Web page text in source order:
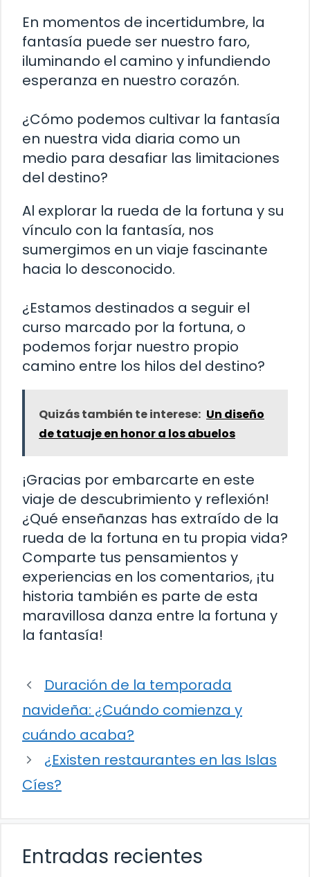
En momentos de incertidumbre, la
fantasía puede ser nuestro faro,
iluminando el camino y infundiendo
esperanza en nuestro corazón.
¿Cómo podemos cultivar la fantasía
en nuestra vida diaria como un
medio para desafiar las limitaciones
del destino?
Al explorar la rueda de la fortuna y su
vínculo con la fantasía, nos
sumergimos en un viaje fascinante
hacia lo desconocido.
¿Estamos destinados a seguir el
curso marcado por la fortuna, o
podemos forjar nuestro propio
camino entre los hilos del destino?
Quizás también te interese: Un diseño
de tatuaje en honor a los abuelos
¡Gracias por embarcarte en este
viaje de descubrimiento y reflexión!
¿Qué enseñanzas has extraído de la
rueda de la fortuna en tu propia vida?
Comparte tus pensamientos y
experiencias en los comentarios, ¡tu
historia también es parte de esta
maravillosa danza entre la fortuna y
la fantasía!
Duración de la temporada
navideña: ¿Cuándo comienza y
cuándo acaba?
¿Existen restaurantes en las Islas
Cíes?
Entradas recientes